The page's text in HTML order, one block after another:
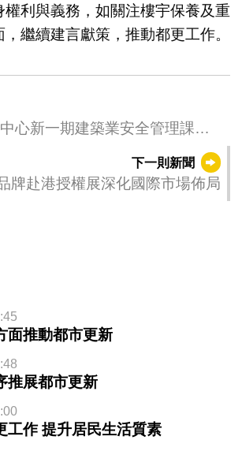
權利與義務，如關注樓宇保養及重
繼續建言獻策，推動都更工作。
心新一期建築業安全管理課程
下一則新聞
牌赴港授權展深化國際市場佈局
面推動都市更新
推展都市更新
工作 提升居民生活質素